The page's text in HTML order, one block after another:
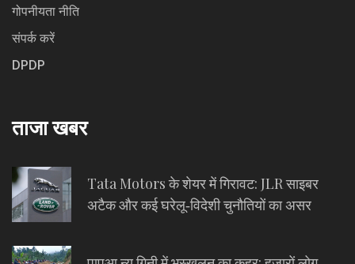
गोपनीयता नीति
संपर्क करें
DPDP
ताजा खबर
Tata Motors के शेयर में गिरावट: JLR साइबर
अटैक और कई घरेलू‑विदेशी चुनौतियों का असर